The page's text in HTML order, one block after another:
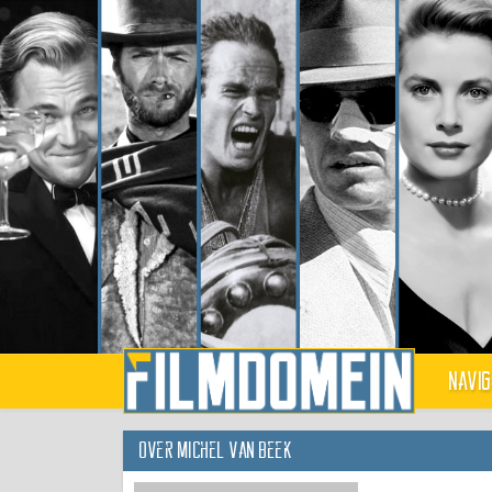
Over Michel van Beek